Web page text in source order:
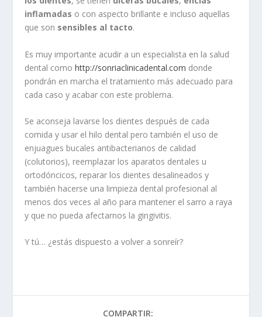
inflamadas o con aspecto brillante e incluso aquellas
que son sensibles al tacto.
Es muy importante acudir a un especialista en la salud
dental comohttp://sonriaclinicadental.com donde
pondrán en marcha el tratamiento más adecuado para
cada caso y acabar con este problema.
Se aconseja lavarse los dientes después de cada
comida y usar el hilo dental pero también el uso de
enjuagues bucales antibacterianos de calidad
(colutorios), reemplazar los aparatos dentales u
ortodóncicos, reparar los dientes desalineados y
también hacerse una limpieza dental profesional al
menos dos veces al año para mantener el sarro a raya
y que no pueda afectarnos la gingivitis.
Y tú… ¿estás dispuesto a volver a sonreír?
COMPARTIR: